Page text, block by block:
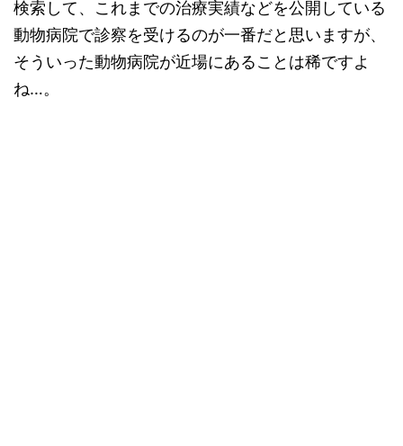
検索して、これまでの治療実績などを公開している
動物病院で診察を受けるのが一番だと思いますが、
そういった動物病院が近場にあることは稀ですよ
ね…。